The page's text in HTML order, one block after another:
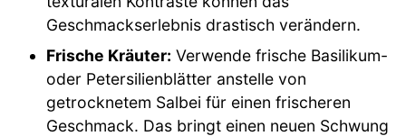
Geschmackserlebnis drastisch verändern.
Frische Kräuter: Verwende frische Basilikum-
oder Petersilienblätter anstelle von
getrocknetem Salbei für einen frischeren
Geschmack. Das bringt einen neuen Schwung